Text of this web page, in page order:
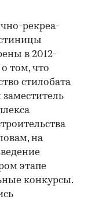
рекреа­
в 2012-
том, что
стилобата
на
этапе
конкурсы.